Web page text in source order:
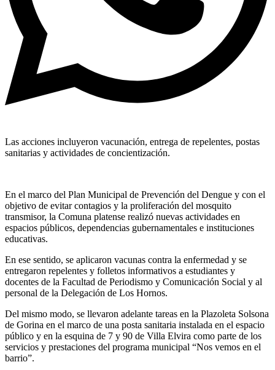
Las acciones incluyeron vacunación, entrega de repelentes, postas
sanitarias y actividades de concientización.
En el marco del Plan Municipal de Prevención del Dengue y con el
objetivo de evitar contagios y la proliferación del mosquito
transmisor, la Comuna platense realizó nuevas actividades en
espacios públicos, dependencias gubernamentales e instituciones
educativas.
En ese sentido, se aplicaron vacunas contra la enfermedad y se
entregaron repelentes y folletos informativos a estudiantes y
docentes de la Facultad de Periodismo y Comunicación Social y al
personal de la Delegación de Los Hornos.
Del mismo modo, se llevaron adelante tareas en la Plazoleta Solsona
de Gorina en el marco de una posta sanitaria instalada en el espacio
público y en la esquina de 7 y 90 de Villa Elvira como parte de los
servicios y prestaciones del programa municipal “Nos vemos en el
barrio”.